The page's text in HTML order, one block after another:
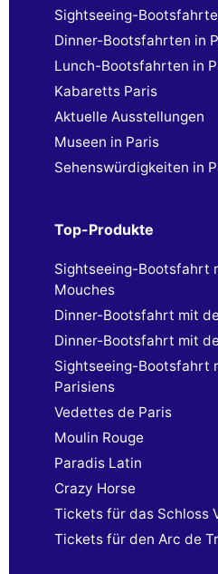
Sightseeing-
Dinner-Bootsfahrten in
Lunch-Bootsfahrten in
Kabaretts Paris
Aktuelle Ausstellungen
Museen in Paris
Sehenswürdigkeiten in
Top-Produkte
Sightseeing-Bootsfahrt
Mouches
Dinner-Bootsfahrt mit
Dinner-Bootsfahrt mit
Sightseeing-Bootsfahrt
Parisiens
Vedettes de Paris
Moulin Rouge
Paradis Latin
Crazy Horse
Tickets für das Schloss
Tickets für den Arc de